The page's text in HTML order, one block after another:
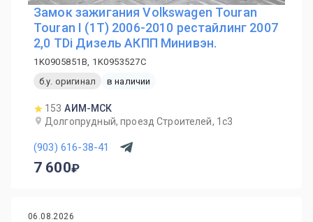
Замок зажигания Volkswagen Touran
Touran I (1T) 2006-2010 рестайлинг 2007
2,0 TDi Дизель АКПП Минивэн.
1K0905851B, 1K0953527C
б.у. оригинал
в наличии
153 АИМ-МСК
Долгопрудный, проезд Строителей, 1с3
(903) 616-38-41
7 600
06.08.2026